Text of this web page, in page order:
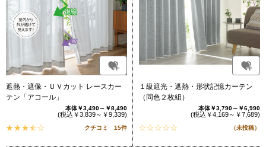
遮熱・遮像・ＵＶカット レースカー
テン「アコール」
本体￥3,490～￥8,490
(税込￥3,839～￥9,339)
クチコミ 15件
１級遮光・遮熱・形状記憶カーテン
（同色２枚組）
本体￥3,790～￥6,990
(税込￥4,169～￥7,689)
（未投稿）